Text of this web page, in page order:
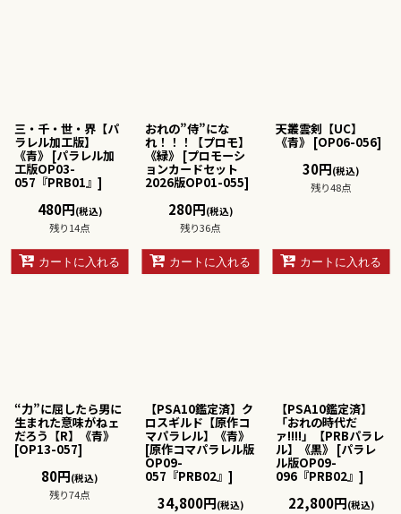
三・千・世・界【パ
ラレル加工版】
《青》 [パラレル加
工版OP03-
057『PRB01』 ]
480円(税込)
残り14点
カートに入れる
おれの”侍”にな
れ！！！【プロモ】
《緑》 [プロモーシ
ョンカードセット
2026版OP01-055]
280円(税込)
残り36点
カートに入れる
天叢雲剣【UC】
《青》 [OP06-056]
30円(税込)
残り48点
カートに入れる
“力”に屈したら男に
生まれた意味がねェ
だろう【R】《青》
[OP13-057]
80円(税込)
残り74点
【PSA10鑑定済】ク
ロスギルド【原作コ
マパラレル】《青》
[原作コマパラレル版
OP09-
057『PRB02』 ]
34,800円(税込)
【PSA10鑑定済】
「おれの時代だ
ァ!!!!」【PRBパラレ
ル】《黒》 [パラレ
ル版OP09-
096『PRB02』 ]
22,800円(税込)